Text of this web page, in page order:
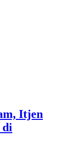
Itjen
di